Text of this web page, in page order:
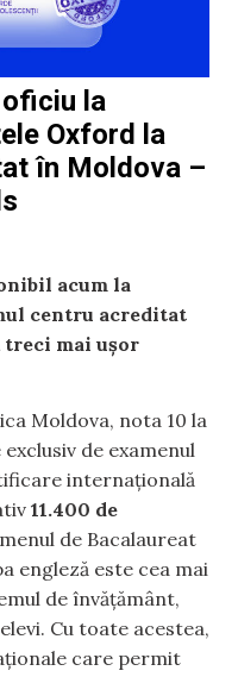
oficiu la
Oxford la
în Moldova –
acum la
centru acreditat
treci mai ușor
Moldova, nota 10 la
de examenul
internațională
11.400 de
de Bacalaureat
engleză este cea mai
de învățământ,
Cu toate acestea,
care permit